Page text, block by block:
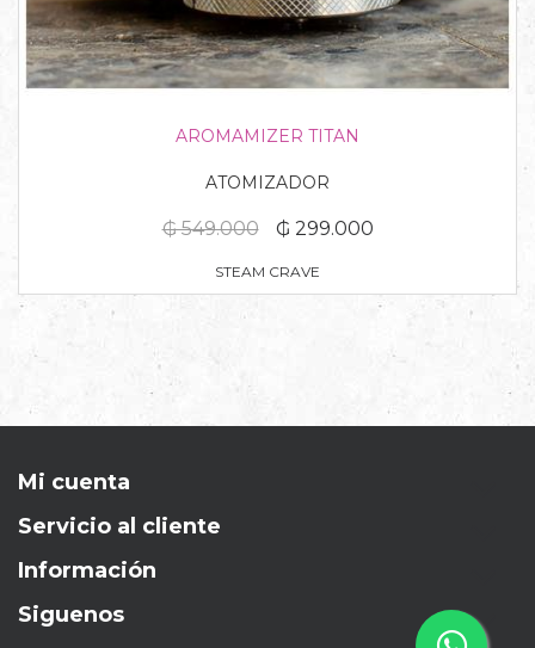
AROMAMIZER TITAN
ATOMIZADOR
₲ 549.000 ₲ 299.000
STEAM CRAVE
Mi cuenta
Servicio al cliente
Información
Siguenos